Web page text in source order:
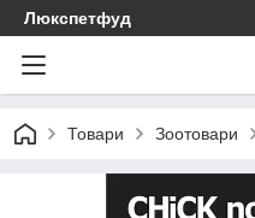
Люкспетфуд
Товари Зоотовари